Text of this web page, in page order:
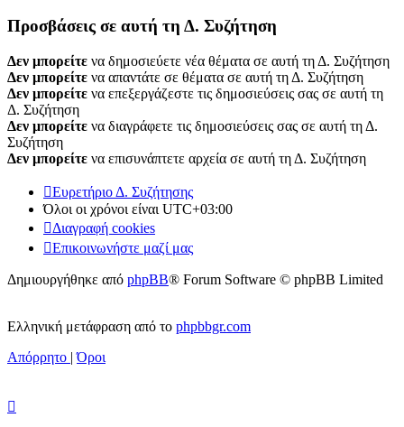
Προσβάσεις σε αυτή τη Δ. Συζήτηση
Δεν μπορείτε να δημοσιεύετε νέα θέματα σε αυτή τη Δ. Συζήτηση
Δεν μπορείτε να απαντάτε σε θέματα σε αυτή τη Δ. Συζήτηση
Δεν μπορείτε να επεξεργάζεστε τις δημοσιεύσεις σας σε αυτή τη
Δ. Συζήτηση
Δεν μπορείτε να διαγράφετε τις δημοσιεύσεις σας σε αυτή τη Δ.
Συζήτηση
Δεν μπορείτε να επισυνάπτετε αρχεία σε αυτή τη Δ. Συζήτηση
Ευρετήριο Δ. Συζήτησης
Όλοι οι χρόνοι είναι UTC+03:00
Διαγραφή cookies
Επικοινωνήστε μαζί μας
Δημιουργήθηκε από phpBB® Forum Software © phpBB Limited
Ελληνική μετάφραση από το phpbbgr.com
Απόρρητο |Όροι